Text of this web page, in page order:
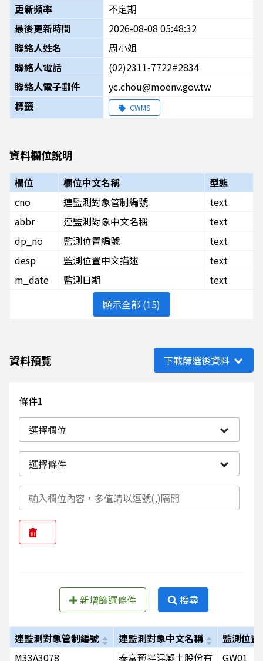
更新頻率
不定期
最後更新時間
2026-08-08 05:48:32
聯絡人姓名
周小姐
聯絡人電話
(02)2311-7722#2834
聯絡人電子郵件
yc.chou@moenv.gov.tw
標籤
CWMS
資料欄位說明
欄位 欄位中文名稱
型態
cno
連監測對象管制編號
text
abbr
連監測對象中文名稱
text
dp_no
監測位置編號
text
desp
監測位置中文描述
text
m_date
監測日期
text
顯示全部 (15)
資料預覽 下載篩選後資料
條件1
選擇欄位
選擇條件
新增篩選條件 搜尋
連監測對象管制編號 連監測對象中文名稱
監測位置
M33A3078
泰富預拌混凝土股份有 GW01